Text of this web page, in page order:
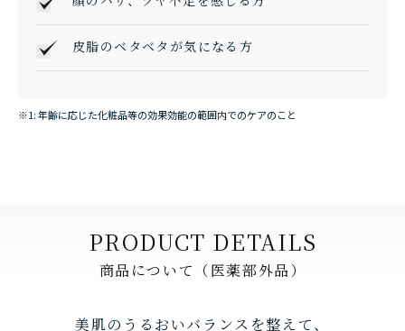
皮脂のベタベタが気になる方
※1: 年齢に応じた化粧品等の効果効能の範囲内でのケアのこと
PRODUCT DETAILS
商品について（医薬部外品）
美肌のうるおいバランスを整えて、